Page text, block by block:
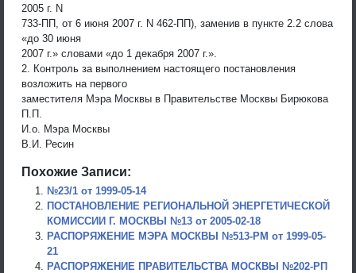
2005 г. N
733-ПП, от 6 июня 2007 г. N 462-ПП), заменив в пункте 2.2 слова
«до 30 июня
2007 г.» словами «до 1 декабря 2007 г.».
2. Контроль за выполнением настоящего постановления
возложить на первого
заместителя Мэра Москвы в Правительстве Москвы Бирюкова
П.П.
И.о. Мэра Москвы
В.И. Ресин
Похожие Записи:
№23/1 от 1999-05-14
ПОСТАНОВЛЕНИЕ РЕГИОНАЛЬНОЙ ЭНЕРГЕТИЧЕСКОЙ
КОМИССИИ Г. МОСКВЫ №13 от 2005-02-18
РАСПОРЯЖЕНИЕ МЭРА МОСКВЫ №513-РМ от 1999-05-
21
РАСПОРЯЖЕНИЕ ПРАВИТЕЛЬСТВА МОСКВЫ №202-РП